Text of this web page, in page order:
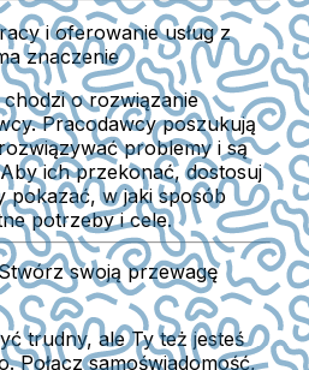
i oferowanie usług z
znaczenie
o rozwiązanie
Pracodawcy poszukują
problemy i są
ich przekonać, dostosuj
pokazać, w jaki sposób
potrzeby i cele.
swoją przewagę
trudny, ale Ty też jesteś
Połącz samoświadomość,